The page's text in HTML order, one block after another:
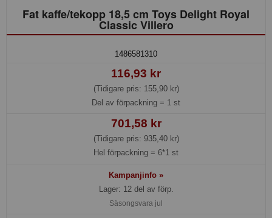
Fat kaffe/tekopp 18,5 cm Toys Delight Royal
Classic Villero
1486581310
116,93 kr
(Tidigare pris: 155,90 kr)
Del av förpackning = 1 st
701,58 kr
(Tidigare pris: 935,40 kr)
Hel förpackning = 6*1 st
Kampanjinfo »
Lager: 12 del av förp.
Säsongsvara jul